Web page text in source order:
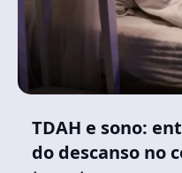
TDAH e sono:
do descanso no